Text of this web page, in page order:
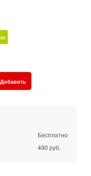
Добавить
Бесплатно
490 руб.